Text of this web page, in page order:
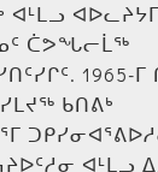
ᐊᒻᒪᓗ
ᑖᕗᖓᓕᒫᖅ
1965-ᒥ
ᑲᑎᕕᒃ
ᐊᒻᒪᓗ